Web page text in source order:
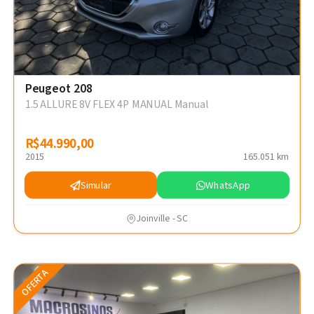
Peugeot 208
1.5 ALLURE 8V FLEX 4P MANUAL Manual
R$44.990,00
R$44.990,00
2015 165.051 km
Simular WhatsApp
Joinville - SC
OFERTA